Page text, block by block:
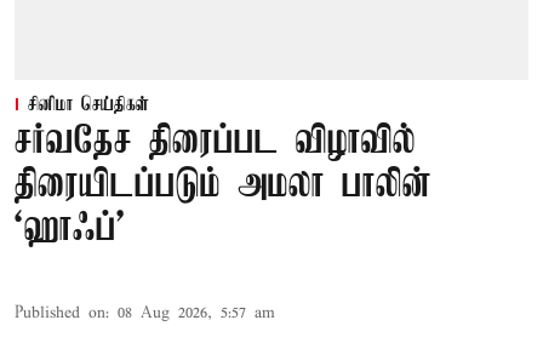
சினிமா செய்திகள்
சர்வதேச திரைப்பட விழாவில்
திரையிடப்படும் அமலா பாலின்
‘ஹாஃப்’
Published on: 08 Aug 2026, 5:57 am